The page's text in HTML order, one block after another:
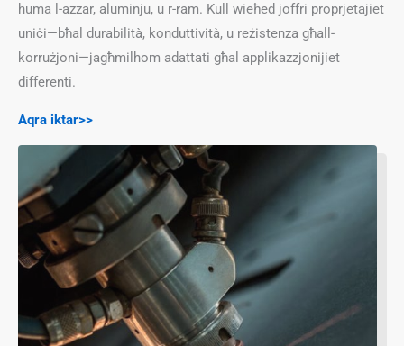
huma l-azzar, aluminju, u r-ram. Kull wieħed joffri proprjetajiet
uniċi—bħal durabilità, konduttività, u reżistenza għall-
korrużjoni—jagħmilhom adattati għal applikazzjonijiet
differenti.
Aqra iktar>>